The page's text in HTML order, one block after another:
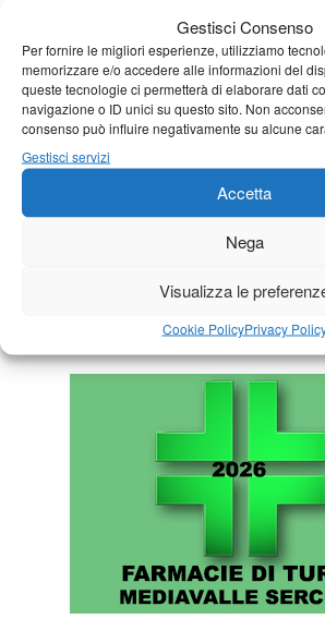
Gestisci Consenso
Per fornire le migliori esperienze, utilizziamo
memorizzare e/o accedere alle informazioni del
queste tecnologie ci permetterà di elaborare dati
navigazione o ID unici su questo sito. Non
consenso può influire negativamente su alcune
Gestisci servizi
Accetta
Nega
Visualizza le
Cookie PolicyPrivacy
Calendario eventi
« Lug Agosto 2026
L
M M G V
6
13
26 27 28